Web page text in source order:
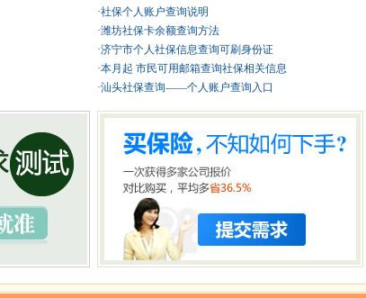
·社保个人账户查询说明
·潍坊社保卡余额查询方法
·济宁市个人社保信息查询可刷身份证
·本月起 市民可用邮箱查询社保相关信息
·汕头社保查询——个人账户查询入口